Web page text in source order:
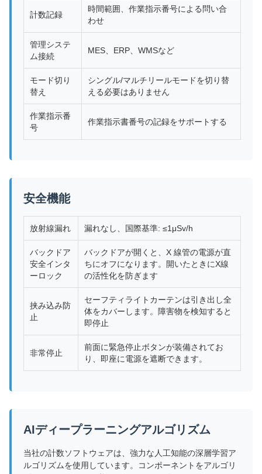
計数記録
時間範囲、作業指示番号による問い合
わせ
管理システ
ム接続
MES、ERP、WMSなど
モード切り
替え
シングル/マルチリールモードを切り替
える必要はありません
作業指示番
号
作業指示書番号の記録をサポートする
安全機能
放射線漏れ 漏れなし、国際基準: ≤1μSv/h
バックドア
安全インタ
ーロック
バックドアが開くと、X 線管の電源が直
ちにオフになります。開いたときにX線
の活性化を防ぎます
挟み込み防
止
セーフティライトカーテンは引き出し全
体をカバーします。障害物を検知すると
即停止
非常停止
前面に緊急停止ボタンが装備されてお
り、即座に電源を遮断できます。
AIディープラーニングアルゴリズム
当社の計数ソフトウェアは、強力な人工知能の深層学習ア
ルゴリズムを使用しています。コンポーネントをアルゴリ